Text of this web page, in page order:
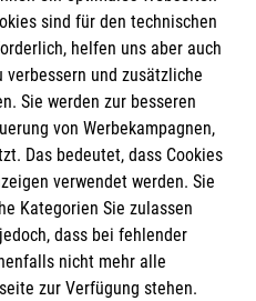
zu besuchen, Märchen
Theater zu gehen und
in der Trauer
wieder zuzulassen, dafür
Die Termine und
Sie bitte über den
auch den halbjährlich
in unseren Flyern
kontaktieren.
e.V.
sind für den technischen
helfen uns aber auch
und zusätzliche
Sie werden zur besseren
von Werbekampagnen,
Das bedeutet, dass Cookies
verwendet werden. Sie
Kategorien Sie zulassen
dass bei fehlender
nicht mehr alle
zur Verfügung stehen.